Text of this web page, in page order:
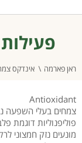
ראן פארמה אינדקס
Antioxidant
צמחים בעלי השפעה
מונעים נזק חמצוני